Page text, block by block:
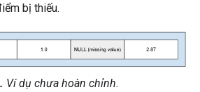
bị thiếu.
Ví dụ chưa hoàn chỉnh.